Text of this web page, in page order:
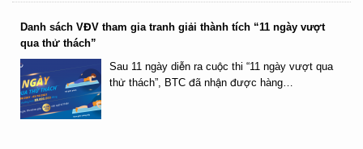
Danh sách VĐV tham gia tranh giải thành tích “11 ngày vượt
qua thử thách”
Sau 11 ngày diễn ra cuộc thi “11 ngày vượt qua
thử thách”, BTC đã nhận được hàng…